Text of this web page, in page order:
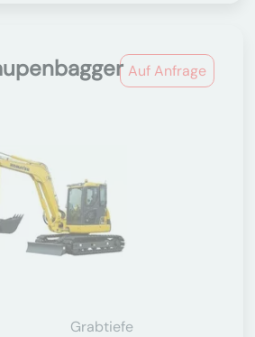
Auf Anfrage
Grabtiefe